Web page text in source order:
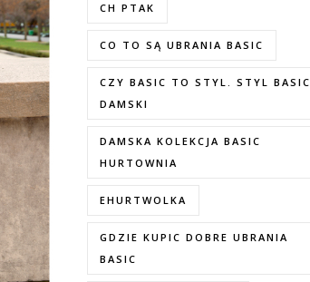
CH PTAK
CO TO SĄ UBRANIA BASIC
CZY BASIC TO STYL. STYL BASIC
DAMSKI
DAMSKA KOLEKCJA BASIC
HURTOWNIA
EHURTWOLKA
GDZIE KUPIC DOBRE UBRANIA
BASIC